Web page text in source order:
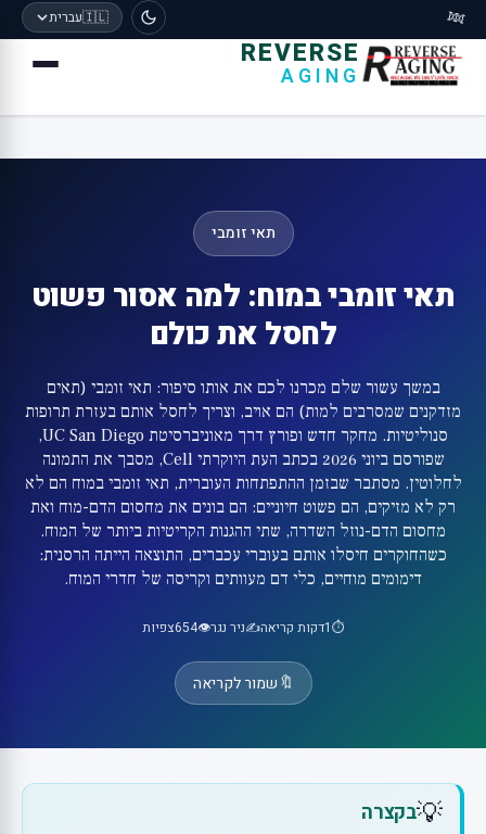
🧬
🇮🇱עברית
REVERSE
AGING
תאי זומבי
תאי זומבי במוח: למה אסור פשוט
לחסל את כולם
במשך עשור שלם מכרנו לכם את אותו סיפור: תאי זומבי (תאים
מזדקנים שמסרבים למות) הם אויב, וצריך לחסל אותם בעזרת תרופות
סנוליטיות. מחקר חדש ופורץ דרך מאוניברסיטת UC San Diego,
שפורסם ביוני 2026 בכתב העת היוקרתי Cell, מסבך את התמונה
לחלוטין. מסתבר שבזמן ההתפתחות העוברית, תאי זומבי במוח הם לא
רק לא מזיקים, הם פשוט חיוניים: הם בונים את מחסום הדם-מוח ואת
מחסום הדם-נוזל השדרה, שתי ההגנות הקריטיות ביותר של המוח.
כשהחוקרים חיסלו אותם בעוברי עכברים, התוצאה הייתה הרסנית:
דימומים מוחיים, כלי דם מעוותים וקריסה של חדרי המוח.
⏱️
1דקות קריאה✍️ניר נגר👁️
654צפיות
🔖שמור לקריאה
💡בקצרה